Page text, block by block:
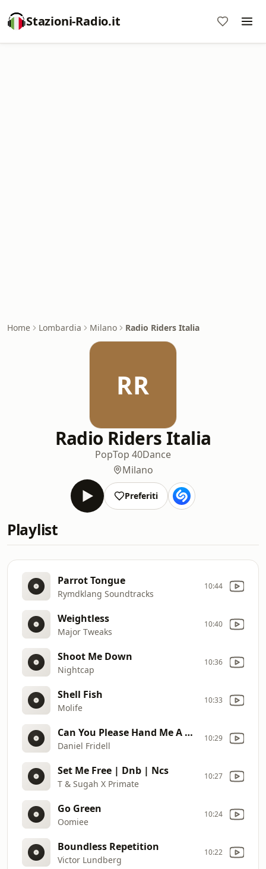
Stazioni-Radio.it
Home Lombardia Milano Radio Riders Italia
RR
Radio Riders Italia
PopTop 40Dance
Milano
Preferiti
Playlist
Parrot Tongue
Rymdklang Soundtracks
10:44
Weightless
Major Tweaks
10:40
Shoot Me Down
Nightcap
10:36
Shell Fish
Molife
10:33
Can You Please Hand Me A Beer?
Daniel Fridell
10:29
Set Me Free | Dnb | Ncs
T & Sugah X Primate
10:27
Go Green
Oomiee
10:24
Boundless Repetition
Victor Lundberg
10:22